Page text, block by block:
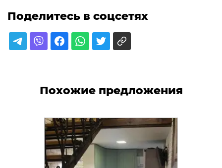
Поделитесь в соцсетях
Похожие предложения